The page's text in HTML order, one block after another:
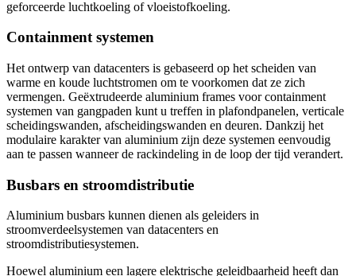
geforceerde luchtkoeling of vloeistofkoeling.
Containment systemen
Het ontwerp van datacenters is gebaseerd op het scheiden van
warme en koude luchtstromen om te voorkomen dat ze zich
vermengen. Geëxtrudeerde aluminium frames voor containment
systemen van gangpaden kunt u treffen in plafondpanelen, verticale
scheidingswanden, afscheidingswanden en deuren. Dankzij het
modulaire karakter van aluminium zijn deze systemen eenvoudig
aan te passen wanneer de rackindeling in de loop der tijd verandert.
Busbars en stroomdistributie
Aluminium busbars kunnen dienen als geleiders in
stroomverdeelsystemen van datacenters en
stroomdistributiesystemen.
Hoewel aluminium een lagere elektrische geleidbaarheid heeft dan